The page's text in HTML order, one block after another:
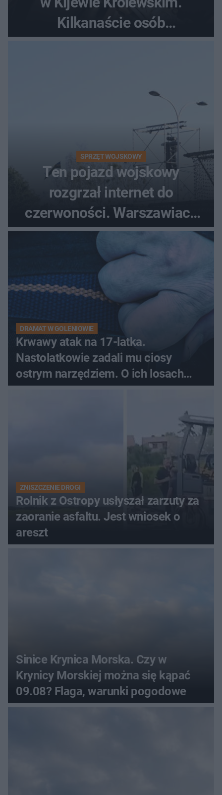
Kilkanaście osób
poszkodowanych, lądował
SPRZĘT WOJSKOWY
Ten pojazd wojskowy
rozgrzał internet do
czerwoności. Warszawiacy
pytali, czy to Mad Max!
DRAMAT W GOLENIOWIE
Krwawy atak na 17-latka.
Nastolatkowie zadali mu ciosy
ostrym narzędziem. O ich losach
zdecyduje sąd rodzinny
ZNISZCZENIE DROGI
Rolnik z Ostropy usłyszał zarzuty za
zaoranie asfaltu. Jest wniosek o
areszt
Sinice Krynica Morska. Czy w
Krynicy Morskiej można się kąpać
09.08? Flaga, warunki pogodowe